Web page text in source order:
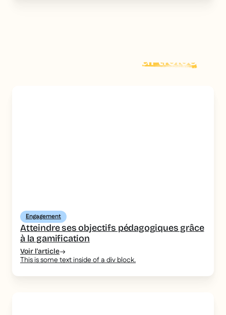
articles
Engagement
Atteindre ses objectifs pédagogiques grâce
à la gamification
Voir l'article
This is some text inside of a div block.